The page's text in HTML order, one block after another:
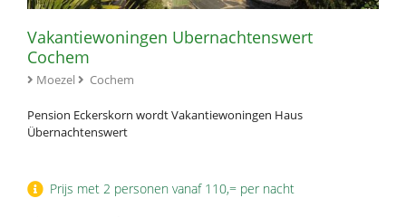
Vakantiewoningen Ubernachtenswert
Cochem
Moezel Cochem
Pension Eckerskorn wordt Vakantiewoningen Haus
Übernachtenswert
Prijs met 2 personen vanaf 110,= per nacht